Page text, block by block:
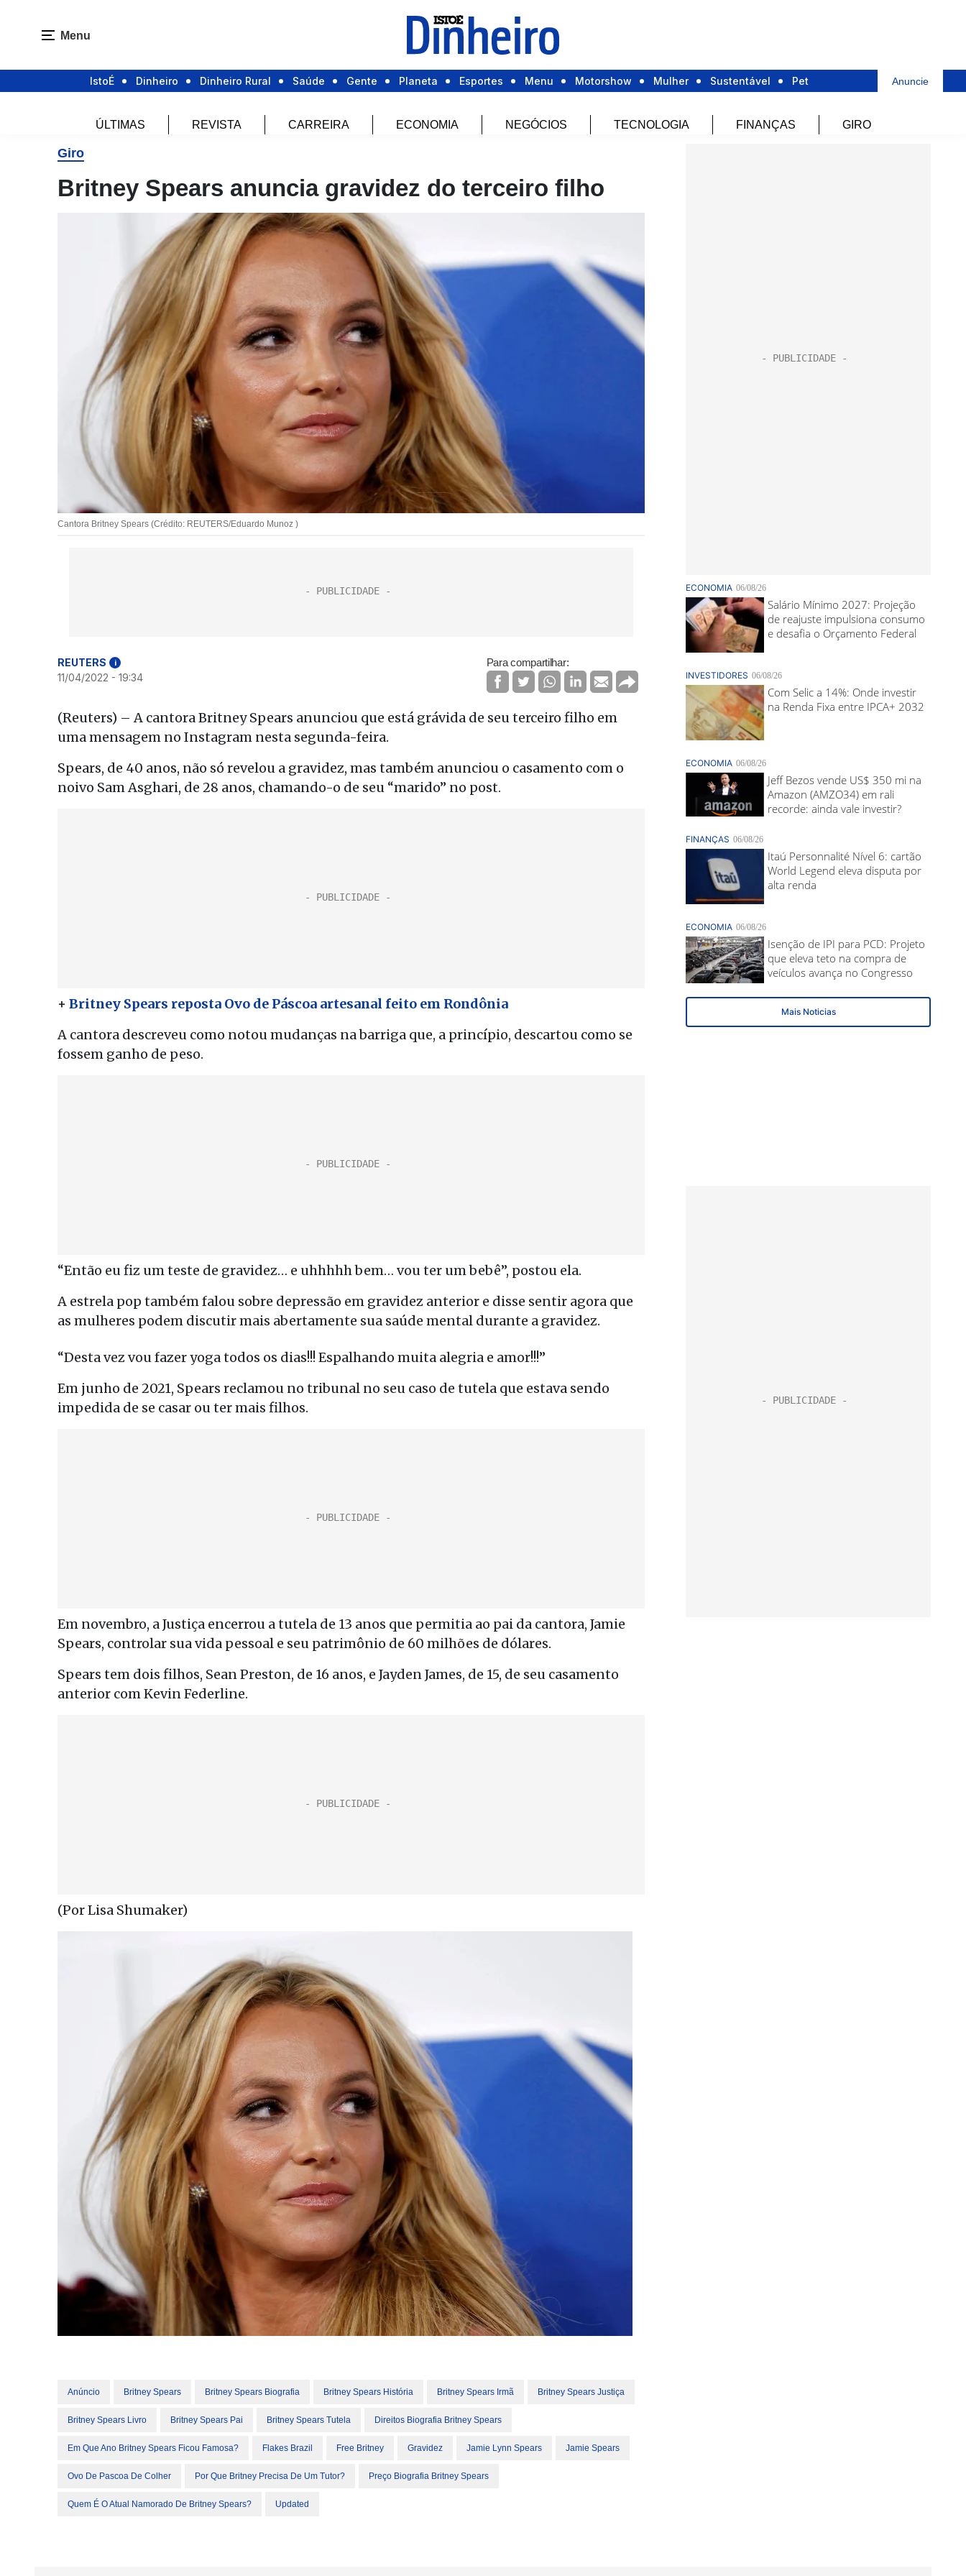
Menu
IstoÉ Dinheiro Dinheiro Rural Saúde Gente Planeta Esportes Menu Motorshow Mulher Sustentável Pet Anuncie
ÚLTIMAS REVISTA CARREIRA ECONOMIA NEGÓCIOS TECNOLOGIA FINANÇAS GIRO
Giro
Britney Spears anuncia gravidez do terceiro filho
Cantora Britney Spears (Crédito: REUTERS/Eduardo Munoz )
REUTERS i
11/04/2022 - 19:34
Para compartilhar:
(Reuters) – A cantora Britney Spears anunciou que está grávida de seu terceiro filho em
uma mensagem no Instagram nesta segunda-feira.
Spears, de 40 anos, não só revelou a gravidez, mas também anunciou o casamento com o
noivo Sam Asghari, de 28 anos, chamando-o de seu “marido” no post.
+ Britney Spears reposta Ovo de Páscoa artesanal feito em Rondônia
A cantora descreveu como notou mudanças na barriga que, a princípio, descartou como se
fossem ganho de peso.
“Então eu fiz um teste de gravidez… e uhhhhh bem… vou ter um bebê”, postou ela.
A estrela pop também falou sobre depressão em gravidez anterior e disse sentir agora que
as mulheres podem discutir mais abertamente sua saúde mental durante a gravidez.
“Desta vez vou fazer yoga todos os dias!!! Espalhando muita alegria e amor!!!”
Em junho de 2021, Spears reclamou no tribunal no seu caso de tutela que estava sendo
impedida de se casar ou ter mais filhos.
Em novembro, a Justiça encerrou a tutela de 13 anos que permitia ao pai da cantora, Jamie
Spears, controlar sua vida pessoal e seu patrimônio de 60 milhões de dólares.
Spears tem dois filhos, Sean Preston, de 16 anos, e Jayden James, de 15, de seu casamento
anterior com Kevin Federline.
(Por Lisa Shumaker)
Anúncio Britney Spears Britney Spears Biografia Britney Spears História Britney Spears Irmã Britney Spears Justiça
Britney Spears Livro Britney Spears Pai Britney Spears Tutela Direitos Biografia Britney Spears
Em Que Ano Britney Spears Ficou Famosa? Flakes Brazil Free Britney Gravidez Jamie Lynn Spears Jamie Spears
Ovo De Pascoa De Colher Por Que Britney Precisa De Um Tutor? Preço Biografia Britney Spears
Quem É O Atual Namorado De Britney Spears? Updated